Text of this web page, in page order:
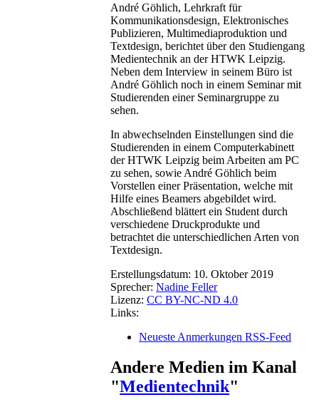
André Göhlich, Lehrkraft für
Kommunikationsdesign, Elektronisches
Publizieren, Multimediaproduktion und
Textdesign, berichtet über den Studiengang
Medientechnik an der HTWK Leipzig.
Neben dem Interview in seinem Büro ist
André Göhlich noch in einem Seminar mit
Studierenden einer Seminargruppe zu
sehen.
In abwechselnden Einstellungen sind die
Studierenden in einem Computerkabinett
der HTWK Leipzig beim Arbeiten am PC
zu sehen, sowie André Göhlich beim
Vorstellen einer Präsentation, welche mit
Hilfe eines Beamers abgebildet wird.
Abschließend blättert ein Student durch
verschiedene Druckprodukte und
betrachtet die unterschiedlichen Arten von
Textdesign.
Erstellungsdatum: 10. Oktober 2019
Sprecher: Nadine Feller
Lizenz: CC BY-NC-ND 4.0
Links:
Neueste Anmerkungen RSS-Feed
Andere Medien im Kanal
"Medientechnik"